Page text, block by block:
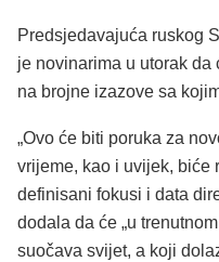
Predsjedavajuća ruskog
je novinarima u utorak
na brojne izazove sa
„Ovo će biti poruka za
vrijeme, kao i uvijek, biće
definisani fokusi i data
dodala da će „u
suočava svijet, a koji